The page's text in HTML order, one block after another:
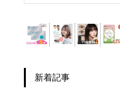
新着記事